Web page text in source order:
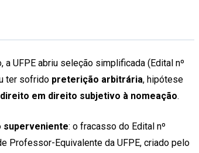
UFPE abriu seleção simplificada (Edital nº
ter sofrido preterição arbitrária, hipótese
em direito subjetivo à nomeação.
superveniente: o fracasso do Edital nº
Professor-Equivalente da UFPE, criado pelo